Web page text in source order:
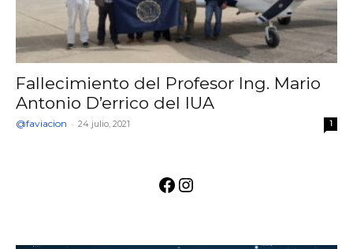
Fallecimiento del Profesor Ing. Mario
Antonio D’errico del IUA
@faviacion - 24 julio, 2021 1
Facebook
Instagram